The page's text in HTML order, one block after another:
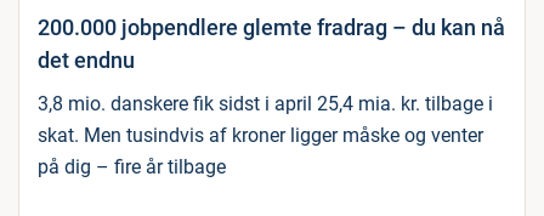
200.000 jobpendlere glemte fradrag – du kan nå
det endnu
3,8 mio. danskere fik sidst i april 25,4 mia. kr. tilbage i
skat. Men tusindvis af kroner ligger måske og venter
på dig – fire år tilbage